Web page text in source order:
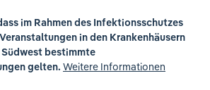
im Rahmen des Infektionsschutzes
in den Krankenhäusern
bestimmte
gelten. Weitere Informationen